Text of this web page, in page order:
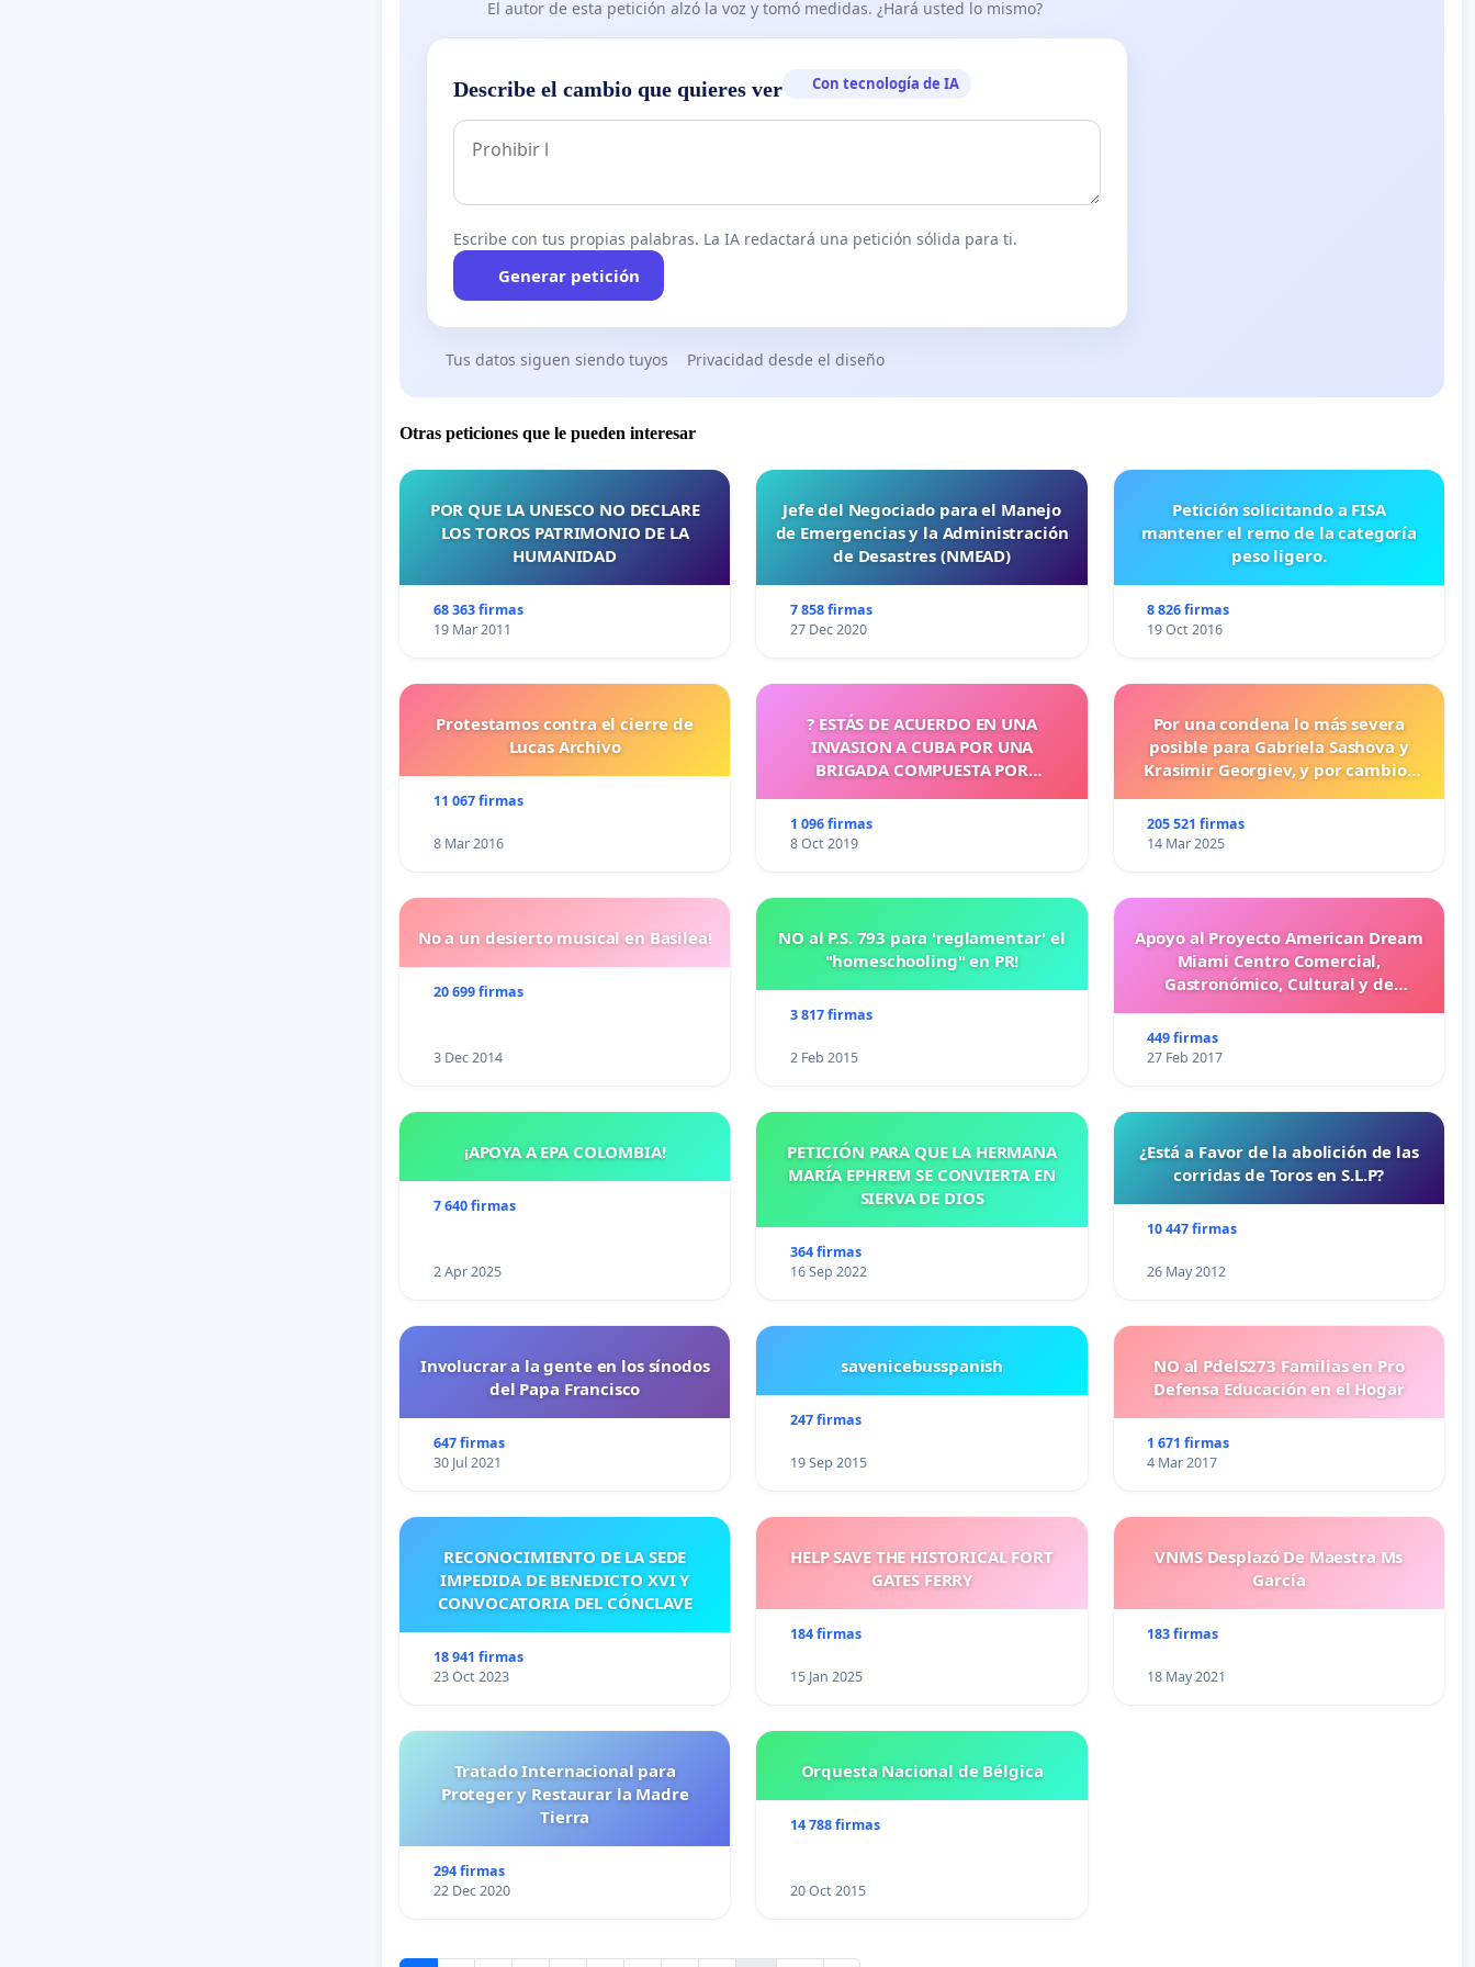
El autor de esta petición alzó la voz y tomó medidas. ¿Hará usted lo mismo?
Describe el cambio que quieres ver Con tecnología de IA
Escribe con tus propias palabras. La IA redactará una petición sólida para ti.
Generar petición
Tus datos siguen siendo tuyos Privacidad desde el diseño
Otras peticiones que le pueden interesar
POR QUE LA UNESCO NO DECLARE
LOS TOROS PATRIMONIO DE LA
HUMANIDAD
68 363 firmas
19 Mar 2011
Jefe del Negociado para el Manejo
de Emergencias y la Administración
de Desastres (NMEAD)
7 858 firmas
27 Dec 2020
Petición solicitando a FISA
mantener el remo de la categoría
peso ligero.
8 826 firmas
19 Oct 2016
Protestamos contra el cierre de
Lucas Archivo
11 067 firmas
8 Mar 2016
? ESTÁS DE ACUERDO EN UNA
INVASION A CUBA POR UNA
BRIGADA COMPUESTA POR
1 096 firmas
8 Oct 2019
Por una condena lo más severa
posible para Gabriela Sashova y
Krasimir Georgiev, y por cambios
más duras para los crímenes
cometidos contra los animales.
205 521 firmas
14 Mar 2025
No a un desierto musical en Basilea!
20 699 firmas
3 Dec 2014
NO al P.S. 793 para 'reglamentar' el
"homeschooling" en PR!
3 817 firmas
2 Feb 2015
Apoyo al Proyecto American Dream
Miami Centro Comercial,
Gastronómico, Cultural y de
449 firmas
27 Feb 2017
¡APOYA A EPA COLOMBIA!
7 640 firmas
2 Apr 2025
PETICIÓN PARA QUE LA HERMANA
MARÍA EPHREM SE CONVIERTA EN
SIERVA DE DIOS
364 firmas
16 Sep 2022
¿Está a Favor de la abolición de las
corridas de Toros en S.L.P?
10 447 firmas
26 May 2012
Involucrar a la gente en los sínodos
del Papa Francisco
647 firmas
30 Jul 2021
savenicebusspanish
247 firmas
19 Sep 2015
NO al PdelS273 Familias en Pro
Defensa Educación en el Hogar
1 671 firmas
4 Mar 2017
RECONOCIMIENTO DE LA SEDE
IMPEDIDA DE BENEDICTO XVI Y
CONVOCATORIA DEL CÓNCLAVE
18 941 firmas
23 Oct 2023
HELP SAVE THE HISTORICAL FORT
GATES FERRY
184 firmas
15 Jan 2025
VNMS Desplazó De Maestra Ms
García
183 firmas
18 May 2021
Tratado Internacional para
Proteger y Restaurar la Madre
Tierra
294 firmas
22 Dec 2020
Orquesta Nacional de Bélgica
14 788 firmas
20 Oct 2015